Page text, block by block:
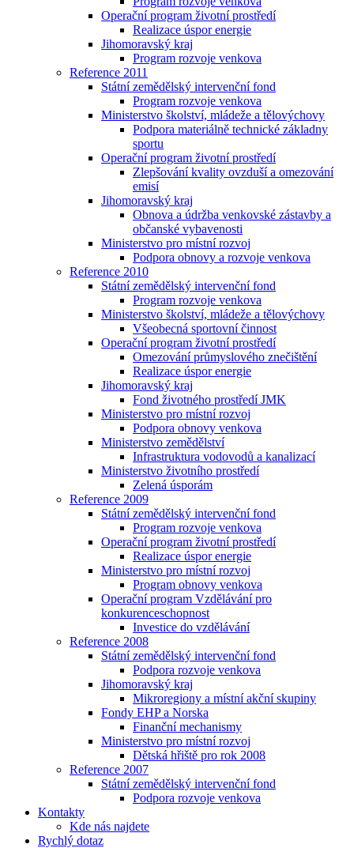
Operační program životní prostředí
Realizace úspor energie
Jihomoravský kraj
Program rozvoje venkova
Reference 2011
Státní zemědělský intervenční fond
Program rozvoje venkova
Ministerstvo školství, mládeže a tělovýchovy
Podpora materiálně technické základny
sportu
Operační program životní prostředí
Zlepšování kvality ovzduší a omezování
emisí
Jihomoravský kraj
Obnova a údržba venkovské zástavby a
občanské vybavenosti
Ministerstvo pro místní rozvoj
Podpora obnovy a rozvoje venkova
Reference 2010
Státní zemědělský intervenční fond
Program rozvoje venkova
Ministerstvo školství, mládeže a tělovýchovy
Všeobecná sportovní činnost
Operační program životní prostředí
Omezování průmyslového znečištění
Realizace úspor energie
Jihomoravský kraj
Fond životného prostředí JMK
Ministerstvo pro místní rozvoj
Podpora obnovy venkova
Ministerstvo zemědělství
Infrastruktura vodovodů a kanalizací
Ministerstvo životního prostředí
Zelená úsporám
Reference 2009
Státní zemědělský intervenční fond
Program rozvoje venkova
Operační program životní prostředí
Realizace úspor energie
Ministerstvo pro místní rozvoj
Program obnovy venkova
Operační program Vzdělávání pro
konkurenceschopnost
Investice do vzdělávání
Reference 2008
Státní zemědělský intervenční fond
Podpora rozvoje venkova
Jihomoravský kraj
Mikroregiony a místní akční skupiny
Fondy EHP a Norska
Finanční mechanismy
Ministerstvo pro místní rozvoj
Dětská hřiště pro rok 2008
Reference 2007
Státní zemědělský intervenční fond
Podpora rozvoje venkova
Kontakty
Kde nás najdete
Rychlý dotaz